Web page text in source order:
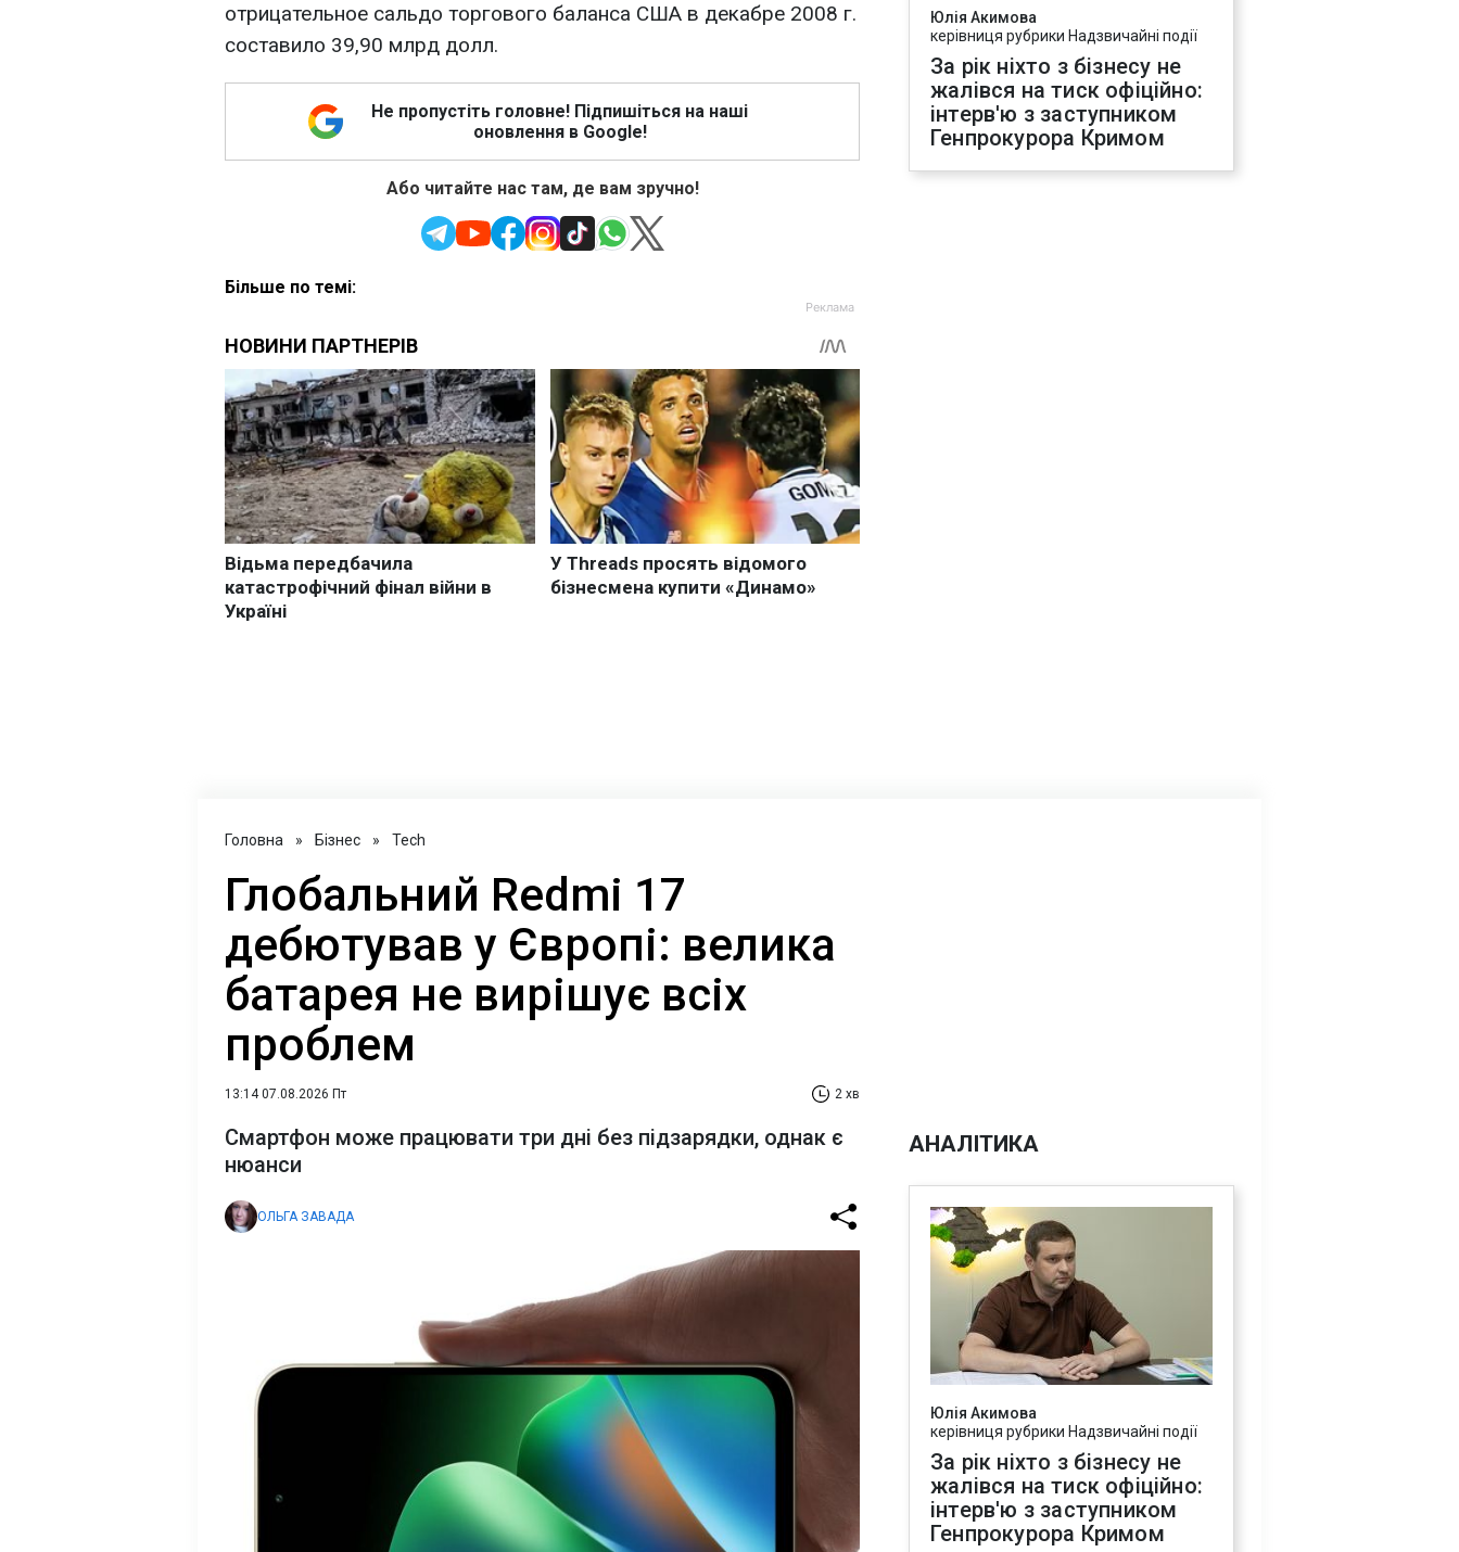
отрицательное сальдо торгового баланса США в декабре 2008 г.
составило 39,90 млрд долл.
Не пропустіть головне! Підпишіться на наші
оновлення в Google!
Або читайте нас там, де вам зручно!
Більше по темі:
Юлія Акимова
керівниця рубрики Надзвичайні події
За рік ніхто з бізнесу не
жалівся на тиск офіційно:
інтерв'ю з заступником
Генпрокурора Кримом
Головна » Бізнес » Tech
Глобальний Redmi 17
дебютував у Європі: велика
батарея не вирішує всіх
проблем
13:14 07.08.2026 Пт 2 хв
Смартфон може працювати три дні без підзарядки, однак є
нюанси
ОЛЬГА ЗАВАДА
АНАЛІТИКА
Юлія Акимова
керівниця рубрики Надзвичайні події
За рік ніхто з бізнесу не
жалівся на тиск офіційно:
інтерв'ю з заступником
Генпрокурора Кримом